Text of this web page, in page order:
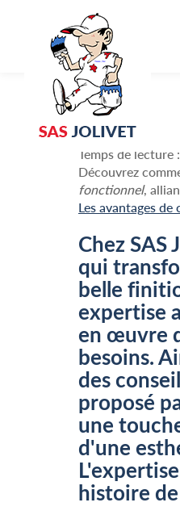
Temps de lecture
Découvrez
fonctionnel,
Les avantages de
Chez SAS
qui
belle
expertise
en œuvre
besoins.
des
proposé
une
d'une
histoire